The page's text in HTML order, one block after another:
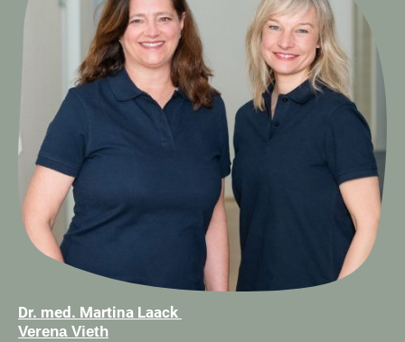
Dr. med. Martina Laack
Verena Vieth